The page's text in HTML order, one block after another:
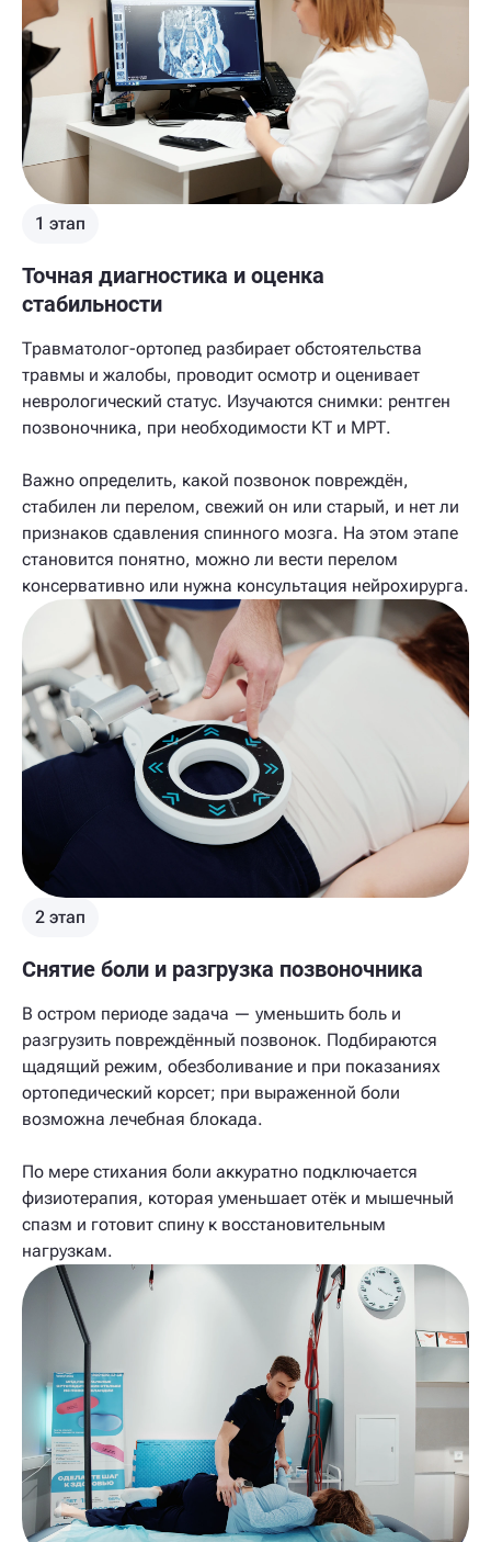
1 этап
Точная диагностика и оценка
стабильности
Травматолог-ортопед разбирает обстоятельства
травмы и жалобы, проводит осмотр и оценивает
неврологический статус. Изучаются снимки: рентген
позвоночника, при необходимости КТ и МРТ.
Важно определить, какой позвонок повреждён,
стабилен ли перелом, свежий он или старый, и нет ли
признаков сдавления спинного мозга. На этом этапе
становится понятно, можно ли вести перелом
консервативно или нужна консультация нейрохирурга.
2 этап
Снятие боли и разгрузка позвоночника
В остром периоде задача — уменьшить боль и
разгрузить повреждённый позвонок. Подбираются
щадящий режим, обезболивание и при показаниях
ортопедический корсет; при выраженной боли
возможна лечебная блокада.
По мере стихания боли аккуратно подключается
физиотерапия, которая уменьшает отёк и мышечный
спазм и готовит спину к восстановительным
нагрузкам.